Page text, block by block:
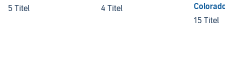
5 Titel
4 Titel
15 Titel